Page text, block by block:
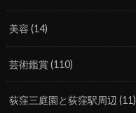
美容(14)
芸術鑑賞(110)
荻窪三庭園と荻窪駅周辺(11)